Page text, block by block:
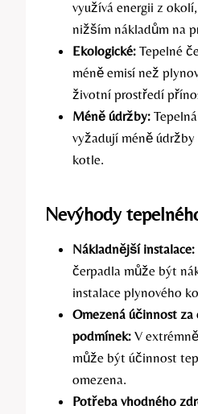
využívá energii z
nižším nákladům na
Ekologické: Tepelné
méně emisí než
životní prostředí
Méně údržby:
vyžadují méně
kotle.
Nevýhody
Nákladnější instalace:
čerpadla může být
instalace plynového
Omezená účinnost za
podmínek: V
může být účinnost
omezena.
Potřeba vhodného